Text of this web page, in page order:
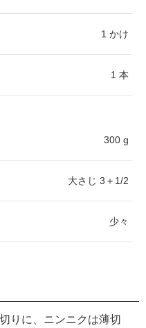
1 かけ
1 本
300 g
大さじ 3＋1/2
少々
りに、ニンニクは薄切